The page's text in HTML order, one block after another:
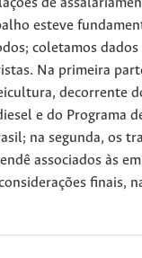
de
esteve
coletamos
Na primeira
decorrente
e do Programa
na segunda, os
associados às
finais,